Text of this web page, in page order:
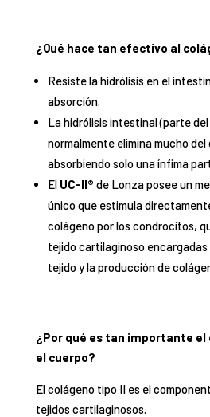
¿Qué hace tan efectivo al
Resiste la hidrólisis en el
absorción.
La hidrólisis intestinal (parte
normalmente elimina mucho
absorbiendo solo una ínfima
El UC-II® de Lonza posee un
único que estimula
colágeno por los condrocitos,
tejido cartilaginoso
tejido y la producción de
¿Por qué es tan importante el
el cuerpo?
El colágeno tipo II es el
tejidos cartilaginosos.